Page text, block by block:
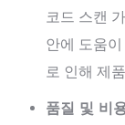
코드 스캔
안에 도움
로 인해 제
품질 및 비